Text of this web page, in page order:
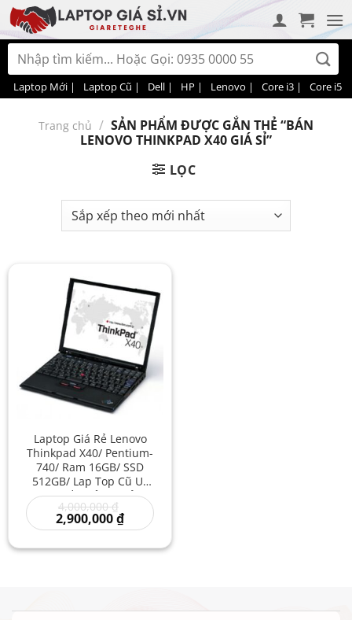
Bỏ
qua
nội
dung
Tìm
kiếm:
Laptop Mới | Laptop Cũ | Dell | HP | Lenovo | Core i3 | Core i5 |
Trang chủ / SẢN PHẨM ĐƯỢC GẮN THẺ “BÁN
LENOVO THINKPAD X40 GIÁ SỈ”
LỌC
Laptop Giá Rẻ Lenovo
Thinkpad X40/ Pentium-
740/ Ram 16GB/ SSD
512GB/ Lap Top Cũ Uy
Tín/ Bền Bỉ Giá Rẻ/
Lenovo Cũ Nhập Khẩu
4,000,000₫
gốc
là:
2,900,000₫Giá
hiện
là: